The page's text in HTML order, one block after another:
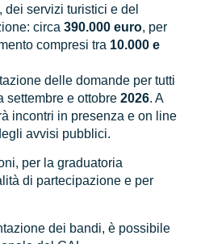
servizi turistici e del
circa390.000 euro, per
compresi tra 10.000 e
delle domande per tutti
settembre e ottobre2026. A
incontri in presenza e on line
avvisi pubblici.
per la graduatoria
di partecipazione e per
dei bandi, è possibile